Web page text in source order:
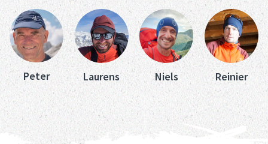
Peter Laurens Niels Reinier